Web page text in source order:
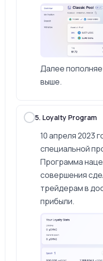
Далее
выше.
5. Loyalty Program
10 апреля 2023
специальной
Программа
совершения
трейдерам в
прибыли.